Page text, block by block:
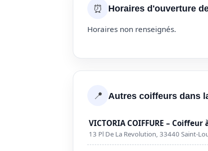
⏰ Horaires d'ouverture
Horaires non renseignés.
📍 Autres coiffeurs dans
VICTORIA COIFFURE –
13 Pl De La Revolution, 33440 Saint-